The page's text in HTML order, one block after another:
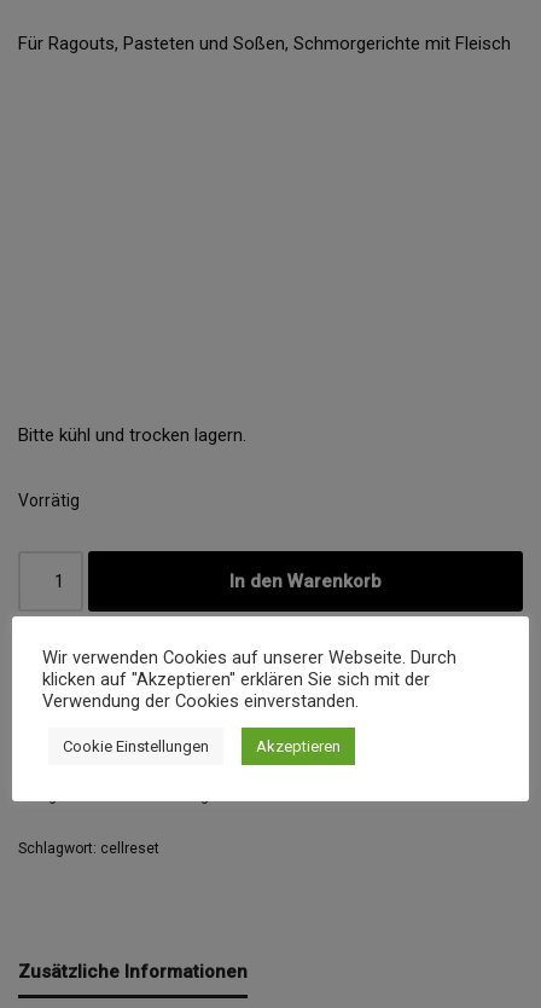
Für Ragouts, Pasteten und Soßen, Schmorgerichte mit Fleisch
Bitte kühl und trocken lagern.
Vorrätig
In den Warenkorb
Produkt enthält: 30g
Artikelnummer:73/30
Schlagwort: cellreset
Zusätzliche Informationen
Wir verwenden Cookies auf unserer Webseite. Durch
klicken auf "Akzeptieren" erklären Sie sich mit der
Verwendung der Cookies einverstanden.
Cookie Einstellungen Akzeptieren